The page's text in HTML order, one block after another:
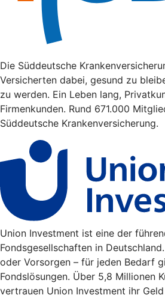
Die Süddeutsche
Versicherten dabei, gesund zu
zu werden. Ein Leben lang,
Firmenkunden. Rund 671.000
Süddeutsche Krankenversicherung.
Union Investment ist eine der
Fondsgesellschaften in
oder Vorsorgen – für jeden Bedarf
Fondslösungen. Über 5,8 Millionen
vertrauen Union Investment ihr Geld